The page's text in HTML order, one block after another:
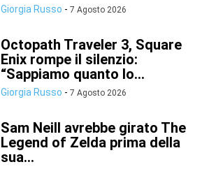
Giorgia Russo - 7 Agosto 2026
Octopath Traveler 3, Square
Enix rompe il silenzio:
“Sappiamo quanto lo...
Giorgia Russo - 7 Agosto 2026
Sam Neill avrebbe girato The
Legend of Zelda prima della
sua...